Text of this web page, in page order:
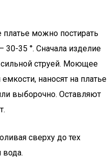
можно постирать
35 °. Сначала изделие
струей. Моющее
наносят на платье
выборочно. Оставляют
сверху до тех
вода.